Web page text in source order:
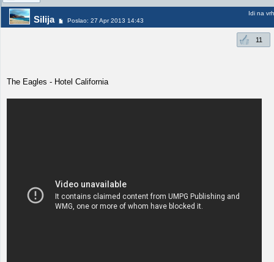
Silija Poslao: 27 Apr 2013 14:43
Idi na vrh
11
The Eagles - Hotel California